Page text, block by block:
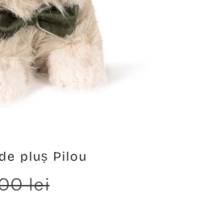
pluș Pilou
lei